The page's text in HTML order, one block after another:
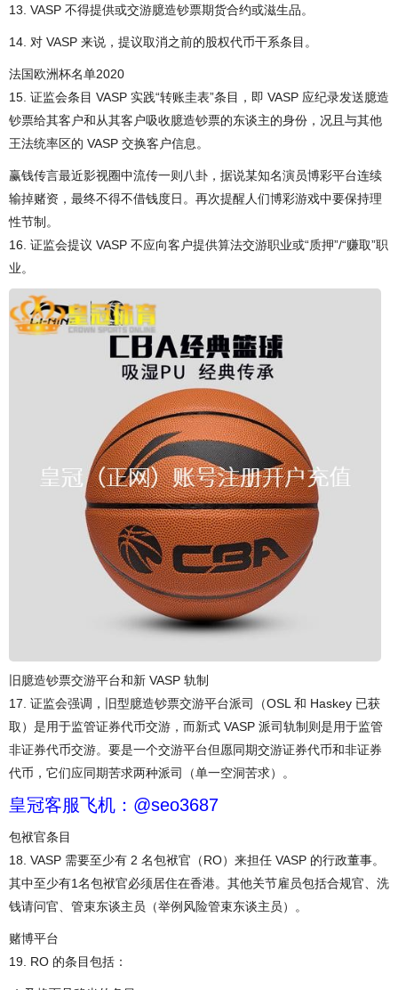
13. VASP 不得提供或交游臆造钞票期货合约或滋生品。
14. 对 VASP 来说，提议取消之前的股权代币干系条目。
法国欧洲杯名单2020
15. 证监会条目 VASP 实践“转账圭表”条目，即 VASP 应纪录发送臆造
钞票给其客户和从其客户吸收臆造钞票的东谈主的身份，况且与其他
王法统率区的 VASP 交换客户信息。
赢钱传言最近影视圈中流传一则八卦，据说某知名演员博彩平台连续
输掉赌资，最终不得不借钱度日。再次提醒人们博彩游戏中要保持理
性节制。
16. 证监会提议 VASP 不应向客户提供算法交游职业或“质押”/“赚取”职
业。
旧臆造钞票交游平台和新 VASP 轨制
17. 证监会强调，旧型臆造钞票交游平台派司（OSL 和 Haskey 已获
取）是用于监管证券代币交游，而新式 VASP 派司轨制则是用于监管
非证券代币交游。要是一个交游平台但愿同期交游证券代币和非证券
代币，它们应同期苦求两种派司（单一空洞苦求）。
皇冠客服飞机：@seo3687
包袱官条目
18. VASP 需要至少有 2 名包袱官（RO）来担任 VASP 的行政董事。
其中至少有1名包袱官必须居住在香港。其他关节雇员包括合规官、洗
钱请问官、管束东谈主员（举例风险管束东谈主员）。
赌博平台
19. RO 的条目包括：